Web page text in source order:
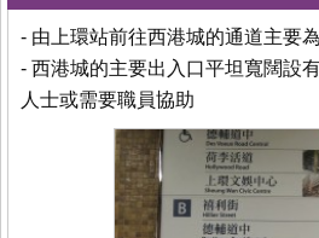
- 由上環站前往西港城的通道主要
- 西港城的主要出入口平坦寬闊設
人士或需要職員協助